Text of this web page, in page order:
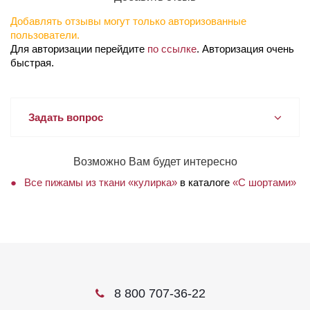
Добавлять отзывы могут только авторизованные
пользователи.
Для авторизации перейдите по ссылке. Авторизация очень
быстрая.
Задать вопрос
Возможно Вам будет интересно
Все пижамы из ткани «кулирка» в каталоге «С шортами»
8 800 707-36-22